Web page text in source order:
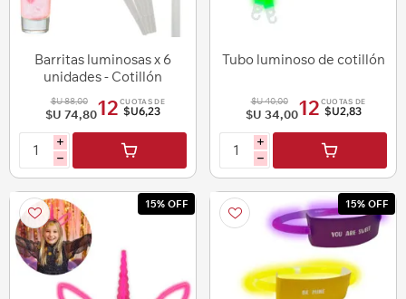
Barritas luminosas x 6
unidades - Cotillón
luminoso
$U 88,00
$U 74,8012 CUOTAS DE
$U6,23
i
h
Tubo luminoso de cotillón
$U 40,00
$U 34,0012 CUOTAS DE
$U2,83
i
h
15% OFF 15% OFF